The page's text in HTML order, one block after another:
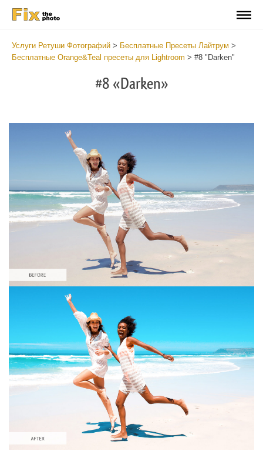
Услуги Ретуши Фотографий > Бесплатные Пресеты Лайтрум >
Бесплатные Orange&Teal пресеты для Lightroom > #8 "Darken"
#8 «Darken»
Выберите Вариант
Orange&Teal Lightroom Preset #8
(25 Lr Presets)
Luxe Wedding
Must-Have Collection